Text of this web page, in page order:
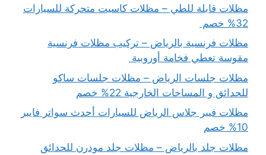
مظلات قابلة للطي – مظلات كاسيت متحركة للسيارات
32% خصم
مظلات فرنسية بالرياض – تركيب مظلات فرنسية
مقوسة تعطي فخامة أوروبية
مظلات جلسات الرياض – مظلات جلسات ساكو
للحدائق و المساحات الخارجية 22% خصم
مظلات فيبر جلاس الرياض للسيارات أحدث سواتر فايبر
10% خصم
مظلات جلد بالرياض – مظلات جلد مودرن للحدائق